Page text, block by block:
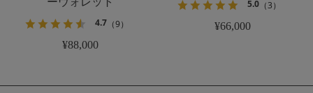
4.7 （9）
¥88,000
5.0（3）
¥66,000